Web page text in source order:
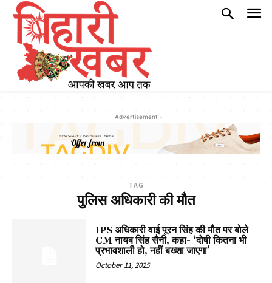
- Advertisement -
TAG
पुलिस अधिकारी की मौत
IPS अधिकारी वाई पूरन सिंह की मौत पर बोले
CM नायब सिंह सैनी, कहा- ‘दोषी कितना भी
प्रभावशाली हो, नहीं बख्शा जाएगा’
October 11, 2025